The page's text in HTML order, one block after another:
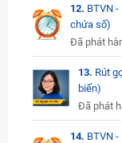
12. BTVN
chứa số)
Đã phát
13. Rút
biến)
Đã phát
14. BTVN